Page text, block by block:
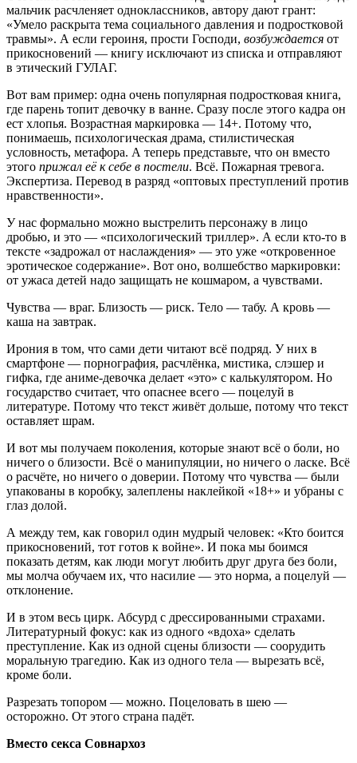
мальчик расчленяет одноклассников, автору дают грант:
«Умело раскрыта тема социального давления и подростковой
травмы». А если героиня, прости Господи, возбуждается от
прикосновений — книгу исключают из списка и отправляют
в этический ГУЛАГ.
Вот вам пример: одна очень популярная подростковая книга,
где парень топит девочку в ванне. Сразу после этого кадра он
ест хлопья. Возрастная маркировка — 14+. Потому что,
понимаешь, психологическая драма, стилистическая
условность, метафора. А теперь представьте, что он вместо
этого прижал её к себе в постели. Всё. Пожарная тревога.
Экспертиза. Перевод в разряд «оптовых преступлений против
нравственности».
У нас формально можно выстрелить персонажу в лицо
дробью, и это — «психологический триллер». А если кто-то в
тексте «задрожал от наслаждения» — это уже «откровенное
эротическое содержание». Вот оно, волшебство маркировки:
от ужаса детей надо защищать не кошмаром, а чувствами.
Чувства — враг. Близость — риск. Тело — табу. А кровь —
каша на завтрак.
Ирония в том, что сами дети читают всё подряд. У них в
смартфоне — порнография, расчлёнка, мистика, слэшер и
гифка, где аниме-девочка делает «это» с калькулятором. Но
государство считает, что опаснее всего — поцелуй в
литературе. Потому что текст живёт дольше, потому что текст
оставляет шрам.
И вот мы получаем поколения, которые знают всё о боли, но
ничего о близости. Всё о манипуляции, но ничего о ласке. Всё
о расчёте, но ничего о доверии. Потому что чувства — были
упакованы в коробку, залеплены наклейкой «18+» и убраны с
глаз долой.
А между тем, как говорил один мудрый человек: «Кто боится
прикосновений, тот готов к войне». И пока мы боимся
показать детям, как люди могут любить друг друга без боли,
мы молча обучаем их, что насилие — это норма, а поцелуй —
отклонение.
И в этом весь цирк. Абсурд с дрессированными страхами.
Литературный фокус: как из одного «вдоха» сделать
преступление. Как из одной сцены близости — соорудить
моральную трагедию. Как из одного тела — вырезать всё,
кроме боли.
Разрезать топором — можно. Поцеловать в шею —
осторожно. От этого страна падёт.
Вместо секса Совнархоз